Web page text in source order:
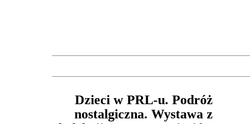
Dzieci w PRL-u. Podróż
nostalgiczna. Wystawa z